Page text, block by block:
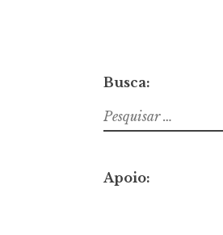
Busca:
Pesquisar
por:
Apoio: